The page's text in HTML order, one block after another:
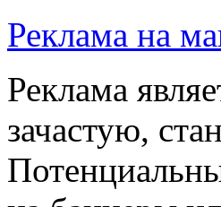
Реклама на
Реклама
зачастую,